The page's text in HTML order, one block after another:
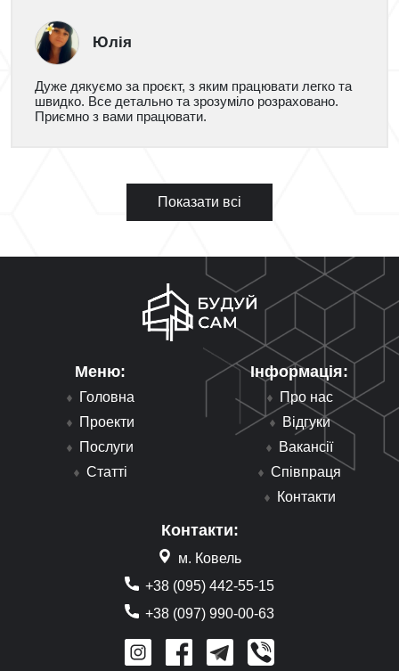
Юлія
Дуже дякуємо за проєкт, з яким працювати легко та
швидко. Все детально та зрозуміло розраховано.
Приємно з вами працювати.
Показати всі
Меню:
Головна
Проекти
Послуги
Статті
Інформація:
Про нас
Відгуки
Вакансії
Співпраця
Контакти
Контакти:
м. Ковель
+38 (095) 442-55-15
+38 (097) 990-00-63